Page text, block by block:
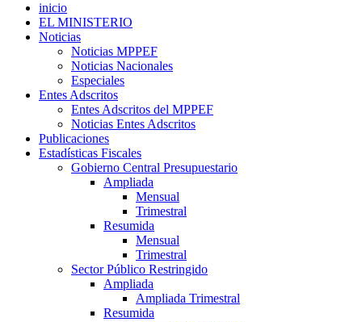
inicio
EL MINISTERIO
Noticias
Noticias MPPEF
Noticias Nacionales
Especiales
Entes Adscritos
Entes Adscritos del MPPEF
Noticias Entes Adscritos
Publicaciones
Estadísticas Fiscales
Gobierno Central Presupuestario
Ampliada
Mensual
Trimestral
Resumida
Mensual
Trimestral
Sector Público Restringido
Ampliada
Ampliada Trimestral
Resumida